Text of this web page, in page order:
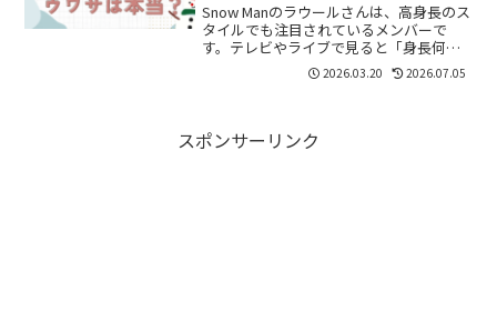
Snow Manのラウールさんは、高身長のス
タイルでも注目されているメンバーで
す。テレビやライブで見ると「身長何
cm？」「本当に190cm近い？」と気にな
る人も多いようです。この記事では、ラ
2026.03.20 2026.07.05
スポンサーリンク